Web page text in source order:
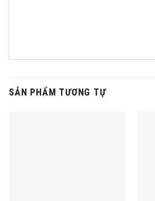
SẢN PHẨM TƯƠNG TỰ